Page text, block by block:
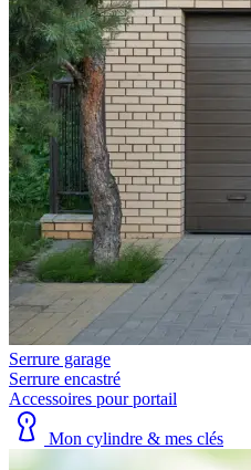
Serrure garage
Serrure encastré
Accessoires pour portail
Mon cylindre & mes clés